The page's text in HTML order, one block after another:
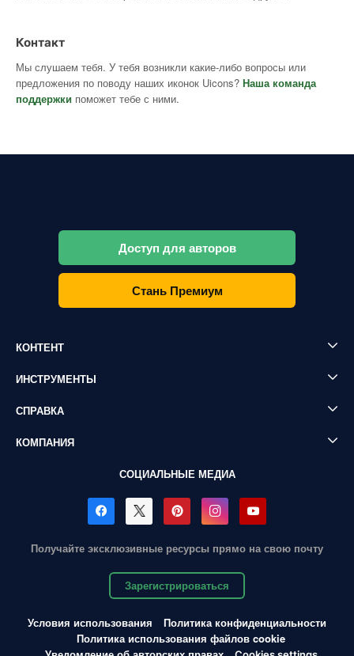
Контакт
Мы слушаем тебя. У тебя возникли какие-либо вопросы или
предложения по поводу наших иконок Uicons? Наша команда
поддержки поможет тебе с ними.
Доступ для авторов
Стань Премиум
КОНТЕНТ
ИНСТРУМЕНТЫ
СПРАВКА
КОМПАНИЯ
СОЦИАЛЬНЫЕ МЕДИА
Получайте эксклюзивные ресурсы прямо на свою почту
Зарегистрироваться
Условия использования
Политика конфиденциальности
Политика использования файлов cookie